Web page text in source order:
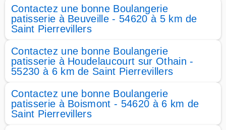
Contactez une bonne Boulangerie
patisserie à Beuveille - 54620 à 5 km de
Saint Pierrevillers
Contactez une bonne Boulangerie
patisserie à Houdelaucourt sur Othain -
55230 à 6 km de Saint Pierrevillers
Contactez une bonne Boulangerie
patisserie à Boismont - 54620 à 6 km de
Saint Pierrevillers